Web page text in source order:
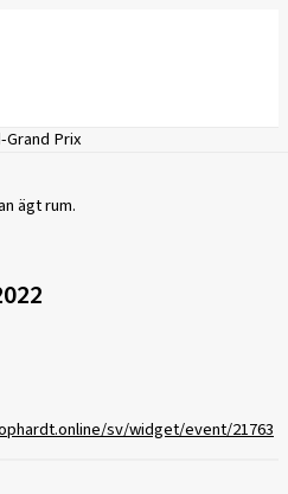
Prix
ägt rum.
sv/widget/event/21763